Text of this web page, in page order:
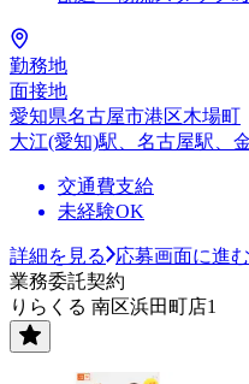
勤務地
面接地
愛知県名古屋市港区木場町
大江(愛知)駅、名古屋駅、
交通費支給
未経験OK
詳細を見る
応募画面に進む
業務委託契約
りらくる 南区浜田町店1